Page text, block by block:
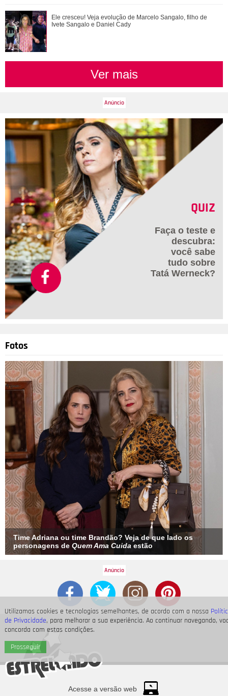
Utilizamos cookies e tecnologias semelhantes, de acordo com a nossa
de Privacidade, para melhorar a sua experiência. Ao continuar navegando,
concorda com estas condições.
Prosseguir
Time Adriana ou time Brandão? Veja de que lado os
personagens de Quem Ama Cuida estão
Ele cresceu! Veja evolução de Marcelo Sangalo, filho de
Ivete Sangalo e Daniel Cady
Ver mais
QUIZ
Faça o teste e
descubra:
você sabe
tudo sobre
Tatá Werneck?
Fotos
Time Adriana ou time Brandão? Veja de que lado os
personagens de Quem Ama Cuida estão
Acesse a versão web